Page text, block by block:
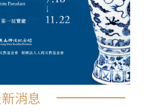
消息